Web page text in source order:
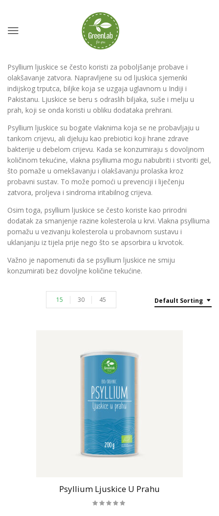
Psyllium ljuskice se često koristi za poboljšanje probave i
olakšavanje zatvora. Napravljene su od ljuskica sjemenki
indijskog trputca, biljke koja se uzgaja uglavnom u Indiji i
Pakistanu. Ljuskice se beru s odraslih biljaka, suše i melju u
prah, koji se onda koristi u obliku dodataka prehrani.
Psyllium ljuskice su bogate vlaknima koja se ne probavljaju u
tankom crijevu, ali djeluju kao prebiotici koji hrane zdrave
bakterije u debelom crijevu. Kada se konzumiraju s dovoljnom
količinom tekućine, vlakna psylliuma mogu nabubriti i stvoriti gel,
što pomaže u omekšavanju i olakšavanju prolaska kroz
probavni sustav. To može pomoći u prevenciji i liječenju
zatvora, proljeva i sindroma iritabilnog crijeva.
Osim toga, psyllium ljuskice se često koriste kao prirodni
dodatak za smanjenje razine kolesterola u krvi. Vlakna psylliuma
pomažu u vezivanju kolesterola u probavnom sustavu i
uklanjanju iz tijela prije nego što se apsorbira u krvotok.
Važno je napomenuti da se psyllium ljuskice ne smiju
konzumirati bez dovoljne količine tekućine.
Default Sorting
15 30 45
Psyllium Ljuskice U Prahu